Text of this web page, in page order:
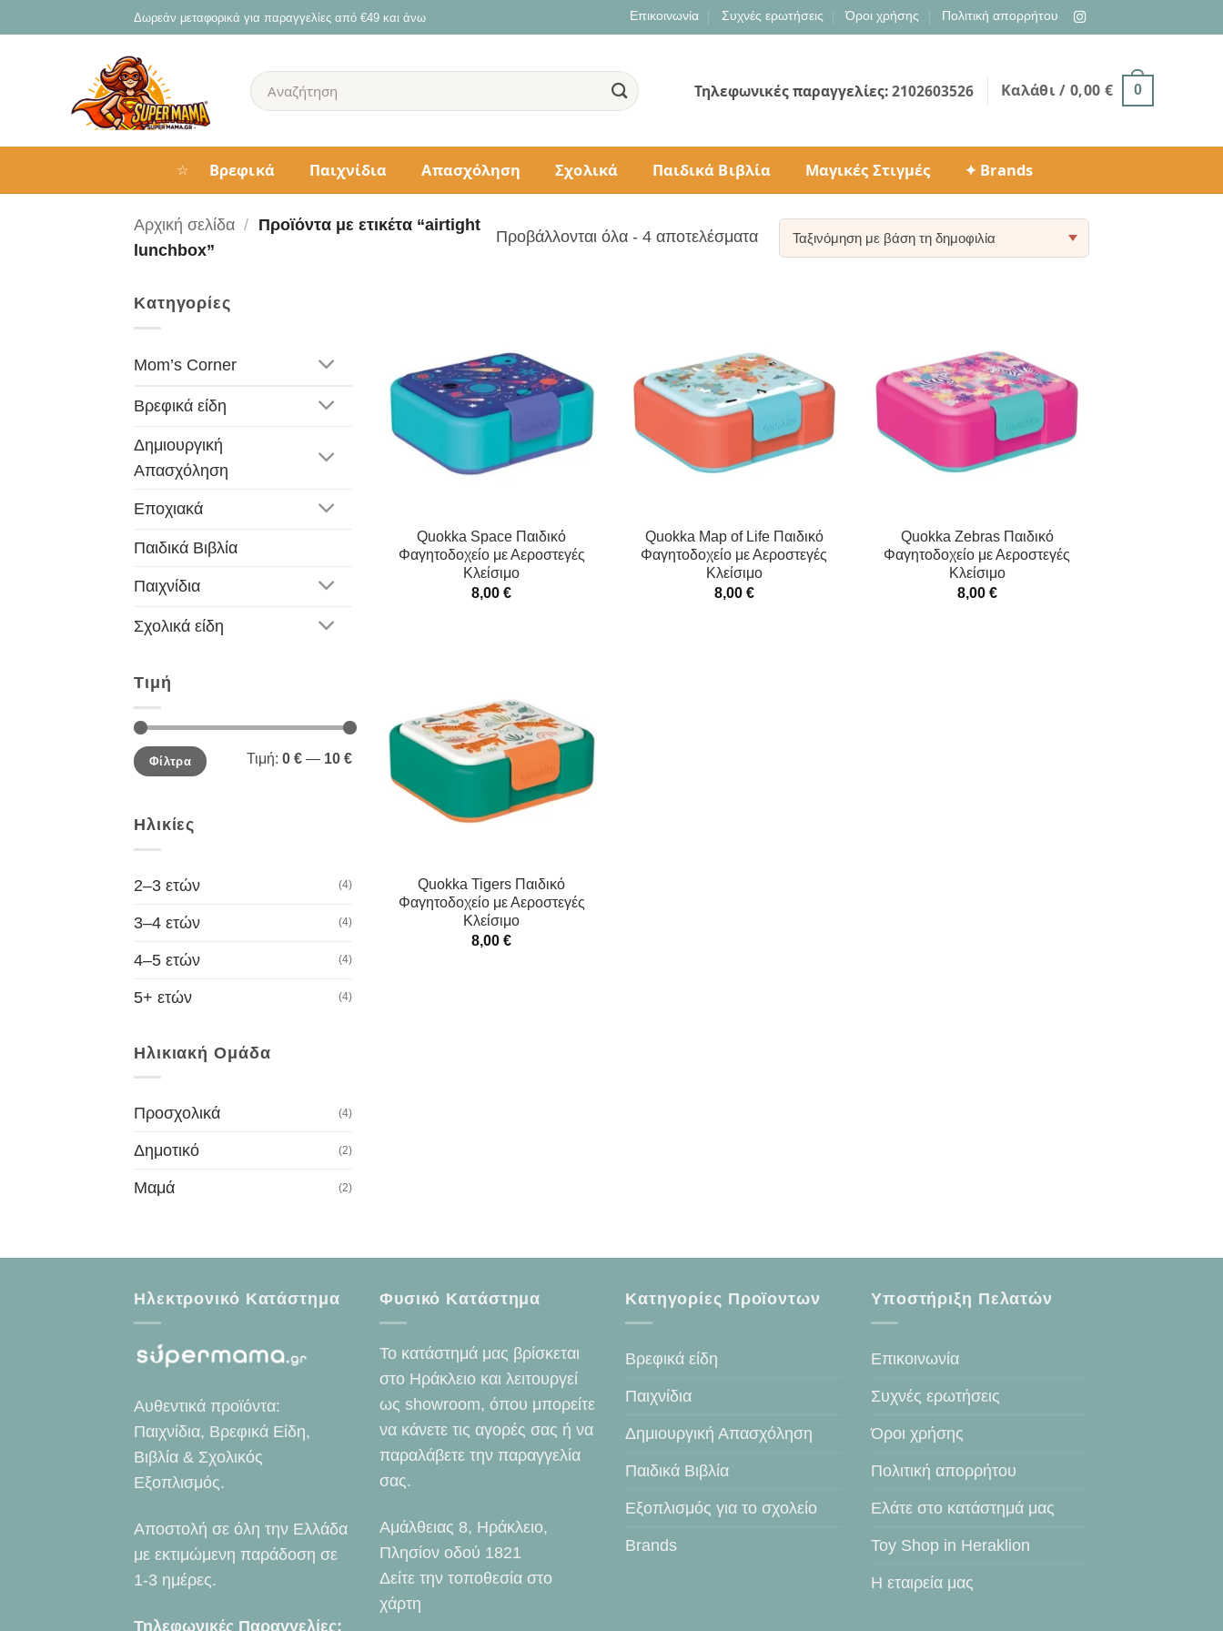
στο
Δωρεάν μεταφορικά για παραγγελίες από €49 και άνω Επικοινωνία Συχνές ερωτήσεις Όροι χρήσης Πολιτική απορρήτου
Αναζήτηση
για:
Τηλεφωνικές παραγγελίες:2102603526 Καλάθι / 0,00 € 0
☆ Βρεφικά Παιχνίδια Απασχόληση Σχολικά Παιδικά Βιβλία Μαγικές Στιγμές ✦ Brands
Αρχική σελίδα / Προϊόντα με ετικέτα “airtight
lunchbox”
Προβάλλονται όλα - 4 αποτελέσματαSorted
Κατηγορίες
Mom’s Corner
Βρεφικά είδη
Δημιουργική
Απασχόληση
Εποχιακά
Παιδικά Βιβλία
Παιχνίδια
Σχολικά είδη
Τιμή
Ελάχιστη
τιμή
Μέγιστη
τιμήΦίλτρα Τιμή: 0 € — 10 €
Ηλικίες
2–3 ετών (4)
3–4 ετών (4)
4–5 ετών (4)
5+ ετών (4)
Ηλικιακή Ομάδα
Προσχολικά (4)
Δημοτικό (2)
Μαμά (2)
Quokka Space Παιδικό
Φαγητοδοχείο με Αεροστεγές
Κλείσιμο
8,00€
Quokka Map of Life Παιδικό
Φαγητοδοχείο με Αεροστεγές
Κλείσιμο
8,00 €
Quokka Zebras Παιδικό
Φαγητοδοχείο με Αεροστεγές
Κλείσιμο
8,00 €
Quokka Tigers Παιδικό
Φαγητοδοχείο με Αεροστεγές
Κλείσιμο
8,00€
Ηλεκτρονικό Κατάστημα
Αυθεντικά προϊόντα:
Παιχνίδια, Βρεφικά Είδη,
Βιβλία & Σχολικός
Εξοπλισμός.
Αποστολή σε όλη την Ελλάδα
με εκτιμώμενη παράδοση σε
1-3 ημέρες.
Τηλεφωνικές Παραγγελίες:
Φυσικό Κατάστημα
Το κατάστημά μας βρίσκεται
στο Ηράκλειο και λειτουργεί
ως showroom, όπου μπορείτε
να κάνετε τις αγορές σας ή να
παραλάβετε την παραγγελία
σας.
Αμάλθειας 8, Ηράκλειο,
Πλησίον οδού 1821
Δείτε την τοποθεσία στο
χάρτη
Κατηγορίες Προϊοντων
Βρεφικά είδη
Παιχνίδια
Δημιουργική Απασχόληση
Παιδικά Βιβλία
Εξοπλισμός για το σχολείο
Brands
Υποστήριξη Πελατών
Επικοινωνία
Συχνές ερωτήσεις
Όροι χρήσης
Πολιτική απορρήτου
Ελάτε στο κατάστημά μας
Toy Shop in Heraklion
Η εταιρεία μας